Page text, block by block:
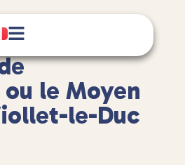
le Moyen
le-Duc